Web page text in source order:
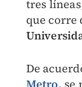
tres
que corre
De
Metro, se